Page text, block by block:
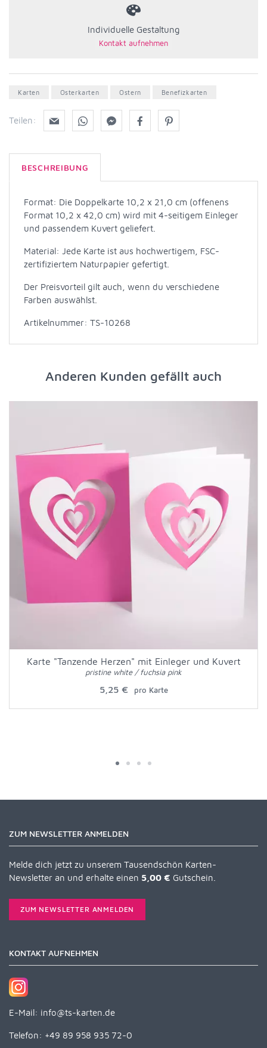
Individuelle Gestaltung
Karten Osterkarten Ostern Benefizkarten
Teilen:
BESCHREIBUNG
Format: Die Doppelkarte 10,2 x 21,0 cm (offenens
Format 10,2 x 42,0 cm) wird mit 4-seitigem Einleger
und passendem Kuvert geliefert.
Material: Jede Karte ist aus hochwertigem, FSC-
zertifiziertem Naturpapier gefertigt.
Der Preisvorteil gilt auch, wenn du verschiedene
Farben auswählst.
Artikelnummer: TS-10268
Anderen Kunden gefällt auch
Karte "Tanzende Herzen" mit Einleger und Kuvert
pristine white / fuchsia pink
5,25 € pro Karte
ZUM NEWSLETTER ANMELDEN
Melde dich jetzt zu unserem Tausendschön Karten-
Newsletter an und erhalte einen 5,00 € Gutschein.
ZUM NEWSLETTER ANMELDEN
KONTAKT AUFNEHMEN
E-Mail: info@ts-karten.de
Telefon: +49 89 958 935 72-0